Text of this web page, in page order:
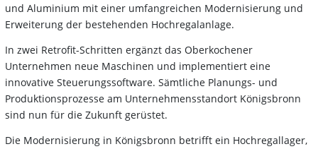
und Aluminium mit einer umfangreichen Modernisierung und
Erweiterung der bestehenden Hochregalanlage.
In zwei Retrofit-Schritten ergänzt das Oberkochener
Unternehmen neue Maschinen und implementiert eine
innovative Steuerungssoftware. Sämtliche Planungs- und
Produktionsprozesse am Unternehmensstandort Königsbronn
sind nun für die Zukunft gerüstet.
Die Modernisierung in Königsbronn betrifft ein Hochregallager,